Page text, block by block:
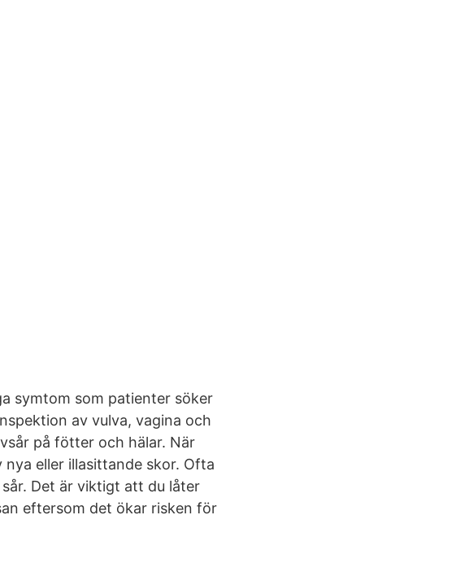
symtom som patienter söker
av vulva, vagina och
på fötter och hälar. När
eller illasittande skor. Ofta
Det är viktigt att du låter
eftersom det ökar risken för